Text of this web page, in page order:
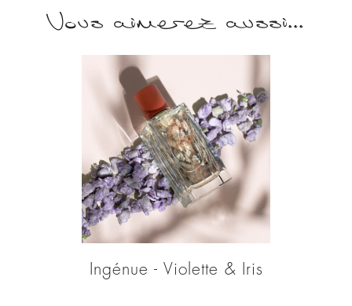
Vous aimerez aussi...
Ingénue - Violette & Iris